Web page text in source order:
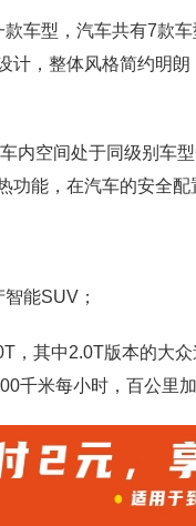
车型，汽车共有7款
计，整体风格简约明
内空间处于同级别车
功能，在汽车的安全
能SUV；
，其中2.0T版本的大
千米每小时，百公里